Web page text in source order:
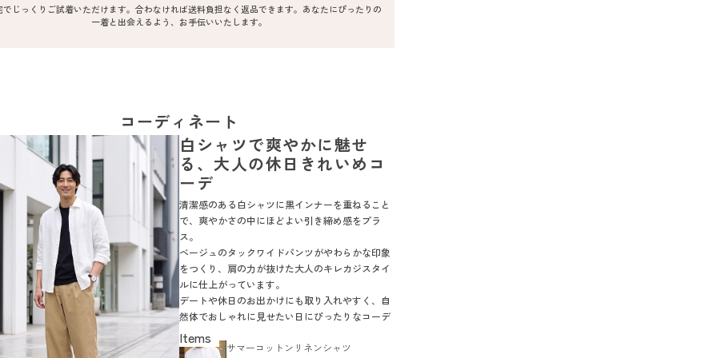
でじっくりご試着いただけます。合わなければ送料負担なく返品できます。あなたにぴったりの
一着と出会えるよう、お手伝いいたします。
コーディネート
白シャツで爽やかに魅せ
る、大人の休日きれいめコ
ーデ
清潔感のある白シャツに黒インナーを重ねること
で、爽やかさの中にほどよい引き締め感をプラ
ス。
ベージュのタックワイドパンツがやわらかな印象
をつくり、肩の力が抜けた大人のキレカジスタイ
ルに仕上がっています。
デートや休日のお出かけにも取り入れやすく、自
然体でおしゃれに見せたい日にぴったりなコーデ
です。
サマーコットンリネンシャツ